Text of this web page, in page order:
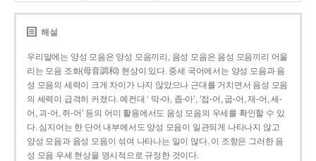
해설
우리말에는 양성 모음은 양성 모음끼리, 음성 모음은 음성 모음끼리 어울
리는 모음 조화(母音調和) 현상이 있다. 중세 국어에서는 양성 모음과 음
성 모음의 세력이 크게 차이가 나지 않았으나 근대를 거치면서 음성 모음
의 세력이 급격히 커졌다. 예컨대 ‘ 막-아, 좁-아’, ‘접-어, 굽-어, 재-어, 세-
어, 괴-어, 쥐-어’ 등의 어미 활용에서도 음성 모음의 우세를 확인할 수 있
다. 심지어는 한 단어 내부에서도 양성 모음이 일관되게 나타나지 않고
양성 모음과 음성 모음이 섞여 나타나는 일이 많다. 이 조항은 그러한 음
성 모음 우세 현상을 명시적으로 규정한 것이다.